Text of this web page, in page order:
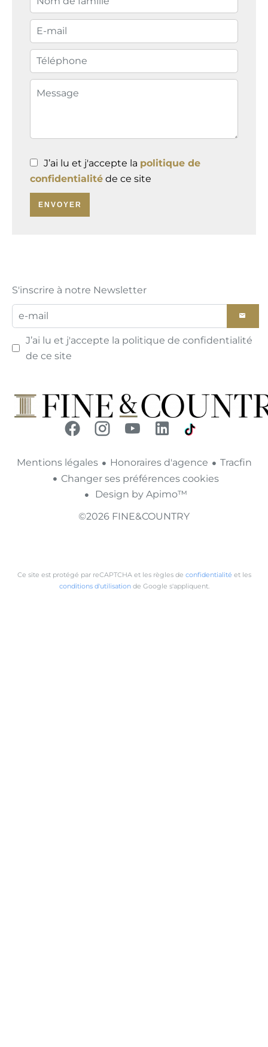
J’ai lu et j'accepte la politique de
confidentialité de ce site
ENVOYER
S'inscrire à notre Newsletter
J’ai lu et j'accepte la politique de confidentialité
de ce site
Mentions légales Honoraires d'agence
Tracfin
Changer ses préférences cookies
Design by Apimo™
©2026 FINE&COUNTRY
Ce site est protégé par reCAPTCHA et les règles de confidentialité et les
conditions d'utilisationde Google s'appliquent.